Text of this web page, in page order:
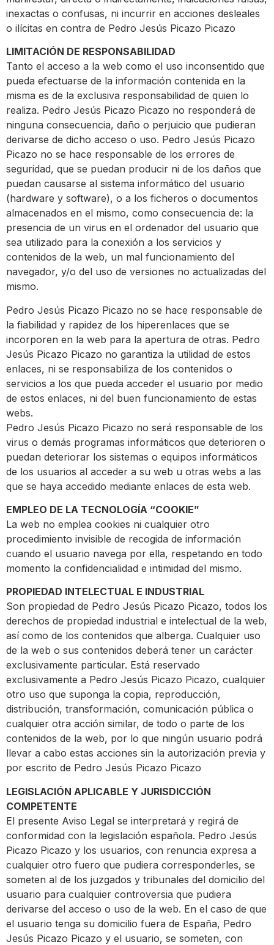
inexactas o confusas, ni incurrir en acciones desleales
o ilícitas en contra de Pedro Jesús Picazo Picazo
LIMITACIÓN DE RESPONSABILIDAD
Tanto el acceso a la web como el uso inconsentido que
pueda efectuarse de la información contenida en la
misma es de la exclusiva responsabilidad de quien lo
realiza. Pedro Jesús Picazo Picazo no responderá de
ninguna consecuencia, daño o perjuicio que pudieran
derivarse de dicho acceso o uso. Pedro Jesús Picazo
Picazo no se hace responsable de los errores de
seguridad, que se puedan producir ni de los daños que
puedan causarse al sistema informático del usuario
(hardware y software), o a los ficheros o documentos
almacenados en el mismo, como consecuencia de: la
presencia de un virus en el ordenador del usuario que
sea utilizado para la conexión a los servicios y
contenidos de la web, un mal funcionamiento del
navegador, y/o del uso de versiones no actualizadas del
mismo.
Pedro Jesús Picazo Picazo no se hace responsable de
la fiabilidad y rapidez de los hiperenlaces que se
incorporen en la web para la apertura de otras. Pedro
Jesús Picazo Picazo no garantiza la utilidad de estos
enlaces, ni se responsabiliza de los contenidos o
servicios a los que pueda acceder el usuario por medio
de estos enlaces, ni del buen funcionamiento de estas
webs.
Pedro Jesús Picazo Picazo no será responsable de los
virus o demás programas informáticos que deterioren o
puedan deteriorar los sistemas o equipos informáticos
de los usuarios al acceder a su web u otras webs a las
que se haya accedido mediante enlaces de esta web.
EMPLEO DE LA TECNOLOGÍA “COOKIE”
La web no emplea cookies ni cualquier otro
procedimiento invisible de recogida de información
cuando el usuario navega por ella, respetando en todo
momento la confidencialidad e intimidad del mismo.
PROPIEDAD INTELECTUAL E INDUSTRIAL
Son propiedad de Pedro Jesús Picazo Picazo, todos los
derechos de propiedad industrial e intelectual de la web,
así como de los contenidos que alberga. Cualquier uso
de la web o sus contenidos deberá tener un carácter
exclusivamente particular. Está reservado
exclusivamente a Pedro Jesús Picazo Picazo, cualquier
otro uso que suponga la copia, reproducción,
distribución, transformación, comunicación pública o
cualquier otra acción similar, de todo o parte de los
contenidos de la web, por lo que ningún usuario podrá
llevar a cabo estas acciones sin la autorización previa y
por escrito de Pedro Jesús Picazo Picazo
LEGISLACIÓN APLICABLE Y JURISDICCIÓN
COMPETENTE
El presente Aviso Legal se interpretará y regirá de
conformidad con la legislación española. Pedro Jesús
Picazo Picazo y los usuarios, con renuncia expresa a
cualquier otro fuero que pudiera corresponderles, se
someten al de los juzgados y tribunales del domicilio del
usuario para cualquier controversia que pudiera
derivarse del acceso o uso de la web. En el caso de que
el usuario tenga su domicilio fuera de España, Pedro
Jesús Picazo Picazo y el usuario, se someten, con